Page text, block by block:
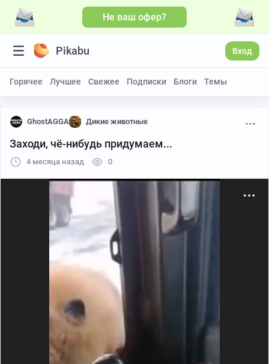
Не ваш офер?
Pikabu Вход
Горячее Лучшее Свежее Подписки Блоги Темы
GhostAGGA Дикие животные
Заходи, чё-нибудь придумаем...
4 месяца назад 0
Больше видео